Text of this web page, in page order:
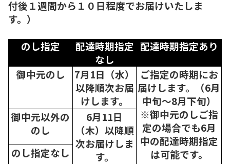
付後１週間から１０日程度でお届けいたしま
す。）
のし指定
配達時期指定
なし
配達時期指定あり
御中元のし
7月1日（水）
以降順次お届
けします。
ご指定の時期にお
届けします。（6月
中旬～8月下旬）
※御中元のしご指
定の場合でも6月
中の配達時期指定
は可能です。
御中元以外の
のし
6月11日
（木）以降順
次お届けしま
す。
のし指定なし